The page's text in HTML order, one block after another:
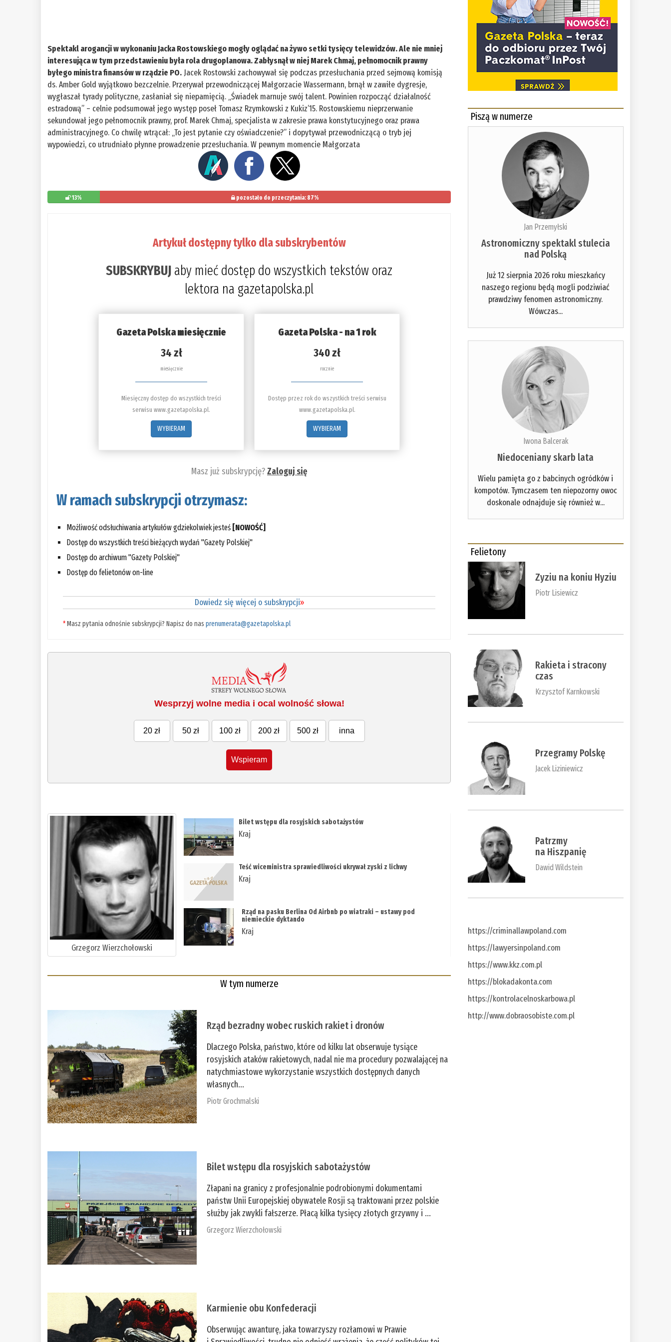
Spektakl arogancji w wykonaniu Jacka Rostowskiego mogły oglądać na żywo setki tysięcy telewidzów. Ale nie mniej
interesująca w tym przedstawieniu była rola drugoplanowa. Zabłysnął w niej Marek Chmaj, pełnomocnik prawny
byłego ministra finansów w rządzie PO.Jacek Rostowski zachowywał się podczas przesłuchania przed sejmową komisją
ds. Amber Gold wyjątkowo bezczelnie. Przerywał przewodniczącej Małgorzacie Wassermann, brnął w zawiłe dygresje,
wygłaszał tyrady polityczne, zasłaniał się niepamięcią. „Świadek marnuje swój talent. Powinien rozpocząć działalność
estradową” – celnie podsumował jego występ poseł Tomasz Rzymkowski z Kukiz’15. Rostowskiemu nieprzerwanie
sekundował jego pełnomocnik prawny, prof. Marek Chmaj, specjalista w zakresie prawa konstytucyjnego oraz prawa
administracyjnego. Co chwilę wtrącał: „To jest pytanie czy oświadczenie?” i dopytywał przewodniczącą o tryb jej
wypowiedzi, co utrudniało płynne prowadzenie przesłuchania. W pewnym momencie Małgorzata
13% pozostało do przeczytania: 87%
Artykuł dostępny tylko dla subskrybentów
SUBSKRYBUJ aby mieć dostęp do wszystkich tekstów oraz
lektora na gazetapolska.pl
Gazeta Polska miesięcznie
34 zł
miesięcznie
Miesięczny dostęp do wszystkich treści
serwisu www.gazetapolska.pl.
WYBIERAM
Gazeta Polska - na 1 rok
340 zł
rocznie
Dostęp przez rok do wszystkich treści serwisu
www.gazetapolska.pl.
WYBIERAM
Masz już subskrypcję?Zaloguj się
W ramach subskrypcji otrzymasz:
Możliwość odsłuchiwania artykułów gdziekolwiek jesteś [NOWOŚĆ]
Dostęp do wszystkich treści bieżących wydań "Gazety Polskiej"
Dostęp do archiwum "Gazety Polskiej"
Dostęp do felietonów on-line
Dowiedz się więcej o subskrypcji»
*Masz pytania odnośnie subskrypcji? Napisz do nasprenumerata@gazetapolska.pl
Wesprzyj wolne media i ocal wolność słowa!
20 zł 50 zł 100 zł 200 zł 500 zł inna
Wspieram
Grzegorz Wierzchołowski
Bilet wstępu dla rosyjskich sabotażystów
Kraj
Teść wiceministra sprawiedliwości ukrywał zyski z lichwy
Kraj
Rząd na pasku Berlina Od Airbnb po wiatraki – ustawy pod
niemieckie dyktando
Kraj
W tym numerze
Rząd bezradny wobec ruskich rakiet i dronów
Dlaczego Polska, państwo, które od kilku lat obserwuje tysiące
rosyjskich ataków rakietowych, nadal nie ma procedury pozwalającej na
natychmiastowe wykorzystanie wszystkich dostępnych danych
własnych...
Piotr Grochmalski
Bilet wstępu dla rosyjskich sabotażystów
Złapani na granicy z profesjonalnie podrobionymi dokumentami
państw Unii Europejskiej obywatele Rosji są traktowani przez polskie
służby jak zwykli fałszerze. Płacą kilka tysięcy złotych grzywny i ...
Grzegorz Wierzchołowski
Karmienie obu Konfederacji
Obserwując awanturę, jaka towarzyszy rozłamowi w Prawie
Piszą w numerze
Jan Przemyłski
Astronomiczny spektakl stulecia
nad Polską
Już 12 sierpnia 2026 roku mieszkańcy
naszego regionu będą mogli podziwiać
prawdziwy fenomen astronomiczny.
Wówczas...
Iwona Balcerak
Niedoceniany skarb lata
Wielu pamięta go z babcinych ogródków i
kompotów. Tymczasem ten niepozorny owoc
doskonale odnajduje się również w...
Felietony
Zyziu na koniu Hyziu
Piotr Lisiewicz
Rakieta i stracony
czas
Krzysztof Karnkowski
Przegramy Polskę
Jacek Liziniewicz
Patrzmy
na Hiszpanię
Dawid Wildstein
https://criminallawpoland.com
https://lawyersinpoland.com
https://www.kkz.com.pl
https://blokadakonta.com
https://kontrolacelnoskarbowa.pl
http://www.dobraosobiste.com.pl